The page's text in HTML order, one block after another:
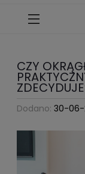
CZY
Dodano: 30-06-